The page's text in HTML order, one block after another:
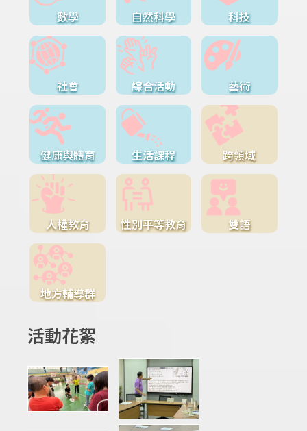
數學 自然科學 科技
社會 綜合活動 藝術
健康與體育 生活課程 跨領域
人權教育 性別平等教育 雙語
地方輔導群
活動花絮